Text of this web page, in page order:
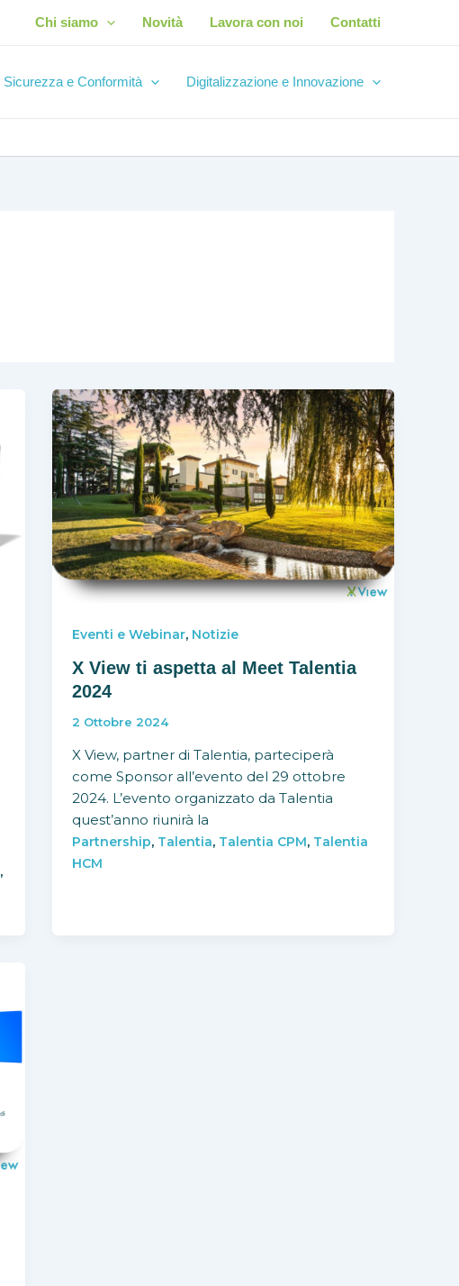
Chi siamo Novità Lavora con noi Contatti
Sicurezza e Conformità Digitalizzazione e Innovazione
,
Eventi e Webinar, Notizie
X View ti aspetta al Meet Talentia
2024
2 Ottobre 2024
X View, partner di Talentia, parteciperà
come Sponsor all’evento del 29 ottobre
2024. L’evento organizzato da Talentia
quest’anno riunirà la
Partnership, Talentia, Talentia CPM, Talentia
HCM